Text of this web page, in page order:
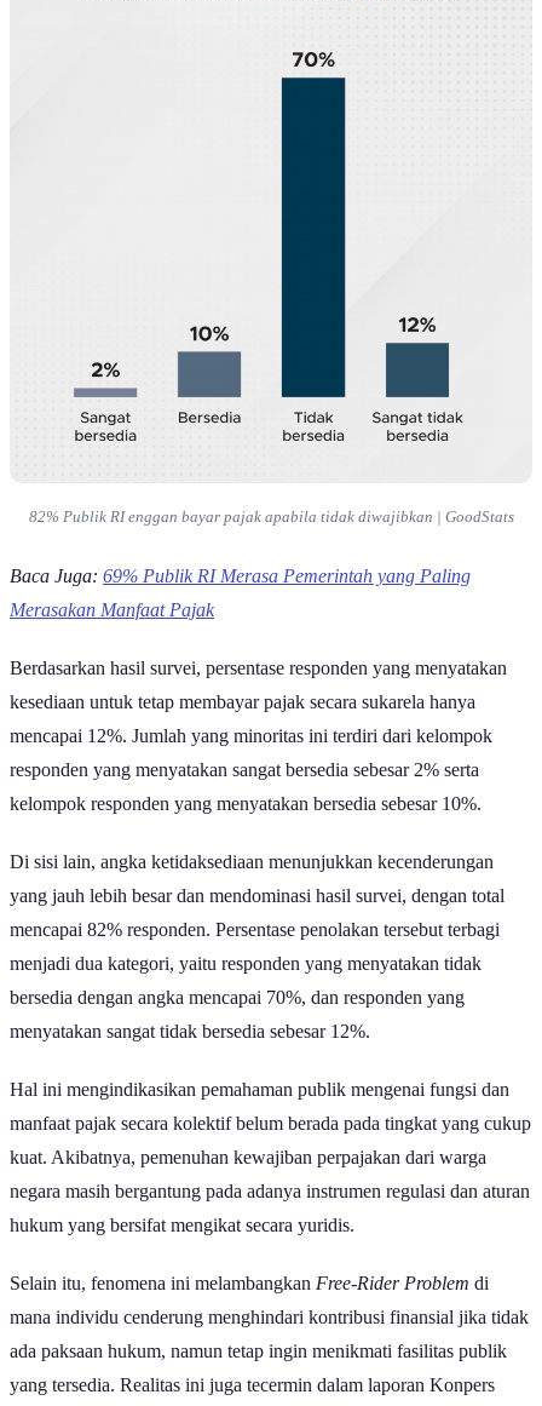
82% Publik RI enggan bayar pajak apabila tidak diwajibkan | GoodStats
Baca Juga: 69% Publik RI Merasa Pemerintah yang Paling
Merasakan Manfaat Pajak
Berdasarkan hasil survei, persentase responden yang menyatakan
kesediaan untuk tetap membayar pajak secara sukarela hanya
mencapai 12%. Jumlah yang minoritas ini terdiri dari kelompok
responden yang menyatakan sangat bersedia sebesar 2% serta
kelompok responden yang menyatakan bersedia sebesar 10%.
Di sisi lain, angka ketidaksediaan menunjukkan kecenderungan
yang jauh lebih besar dan mendominasi hasil survei, dengan total
mencapai 82% responden. Persentase penolakan tersebut terbagi
menjadi dua kategori, yaitu responden yang menyatakan tidak
bersedia dengan angka mencapai 70%, dan responden yang
menyatakan sangat tidak bersedia sebesar 12%.
Hal ini mengindikasikan pemahaman publik mengenai fungsi dan
manfaat pajak secara kolektif belum berada pada tingkat yang cukup
kuat. Akibatnya, pemenuhan kewajiban perpajakan dari warga
negara masih bergantung pada adanya instrumen regulasi dan aturan
hukum yang bersifat mengikat secara yuridis.
Selain itu, fenomena ini melambangkan Free-Rider Problem di
mana individu cenderung menghindari kontribusi finansial jika tidak
ada paksaan hukum, namun tetap ingin menikmati fasilitas publik
yang tersedia. Realitas ini juga tecermin dalam laporan Konpers